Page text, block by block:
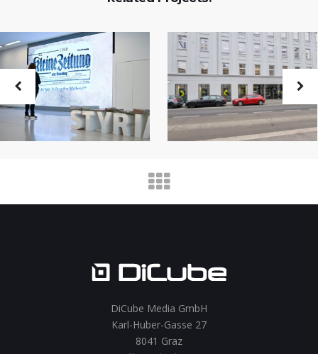
DiCube Media GmbH
Karl-Huber-Gasse 27
8041 Graz